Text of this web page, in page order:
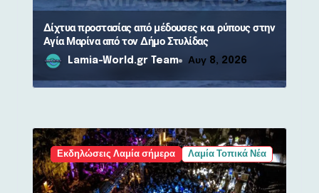
Δίχτυα προστασίας από μέδουσες και ρύπους στην
Αγία Μαρίνα από τον Δήμο Στυλίδας
Lamia-World.gr Team Αυγ 8, 2026
Εκδηλώσεις Λαμία σήμερα Λαμία Τοπικά Νέα